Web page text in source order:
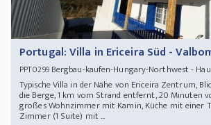
Portugal: Villa in Ericeira Süd -
PPT0299Bergbau-kaufen-Hungary-Northwest -
Typische Villa in der Nähe von Ericeira Zentrum,
die Berge, 1 km vom Strand entfernt, 20 Minuten
großes Wohnzimmer mit Kamin, Küche mit einer
Zimmer (1 Suite) mit ...